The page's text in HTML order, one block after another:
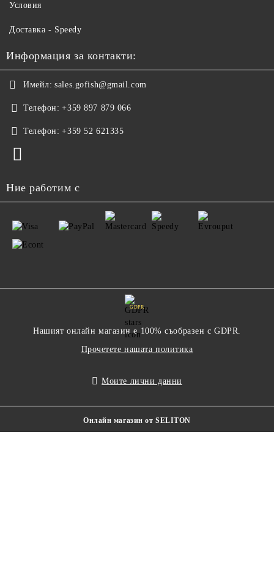
Условия
Доставка - Speedy
Информация за контакти:
Имейл: sales.gofish@gmail.com
Телефон: +359 897 879 066
Телефон: +359 52 621335
Ние работим с
GDPR
Нашият онлайн магазин е 100% съобразен с GDPR.
Прочетете нашата политика
Моите лични данни
Онлайн магазин от SELITON